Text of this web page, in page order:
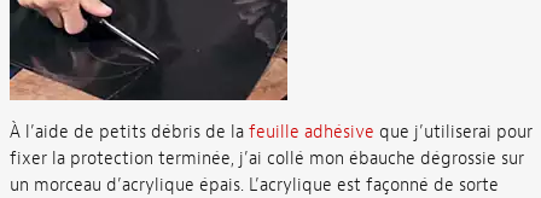
À l’aide de petits débris de la feuille adhésive que j’utiliserai pour
fixer la protection terminée, j’ai collé mon ébauche dégrossie sur
un morceau d’acrylique épais. L’acrylique est façonné de sorte